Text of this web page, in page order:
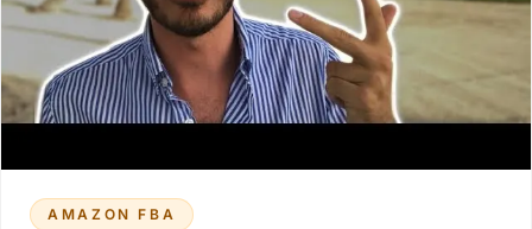
AMAZON FBA